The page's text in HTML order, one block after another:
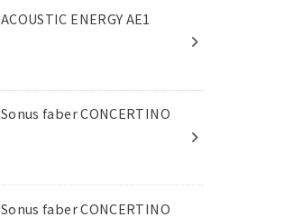
ACOUSTIC ENERGY AE1
Sonus faber CONCERTINO
Sonus faber CONCERTINO